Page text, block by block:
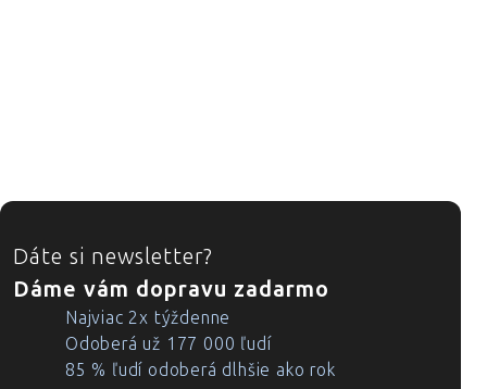
ZÁPÄTIE
Dáte si newsletter?
Dáme vám dopravu zadarmo
Najviac 2x týždenne
Odoberá už 177 000 ľudí
85 % ľudí odoberá dlhšie ako rok